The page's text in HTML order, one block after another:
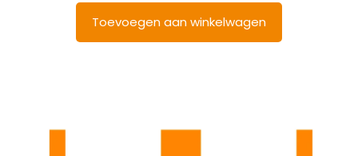
Toevoegen aan winkelwagen